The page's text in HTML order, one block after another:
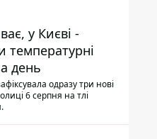
у Києві -
температурні
день
одразу три нові
6 серпня на тлі